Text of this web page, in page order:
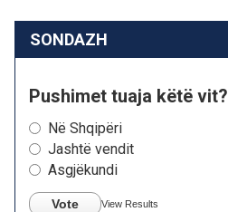
SONDAZH
Pushimet tuaja këtë vit?
Në Shqipëri
Jashtë vendit
Asgjëkundi
Vote View Results